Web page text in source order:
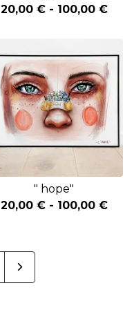
20,00 €- 100,00 €
" hope"
20,00 €- 100,00 €